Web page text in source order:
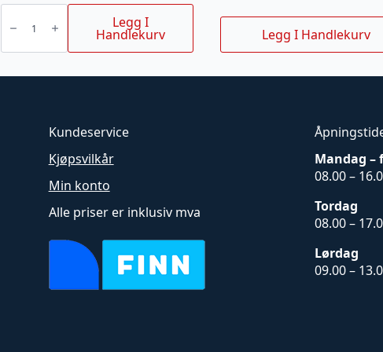
Båndstropp
m
Legg I
Handlekurv Legg I Handlekurv
Kundeservice
Kjøpsvilkår
Min konto
Alle priser er inklusiv mva
Mandag –
08.00 –
Tordag
08.00 –
Lørdag
09.00 –